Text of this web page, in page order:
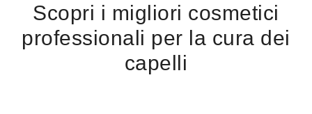
Scopri i migliori cosmetici
professionali per la cura dei
capelli